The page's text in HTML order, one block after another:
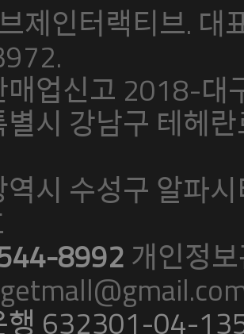
제인터랙티브.
매업신고 2018-
시 강남구 테헤
역시 수성구 알파
8992개인정
행 632301-04-